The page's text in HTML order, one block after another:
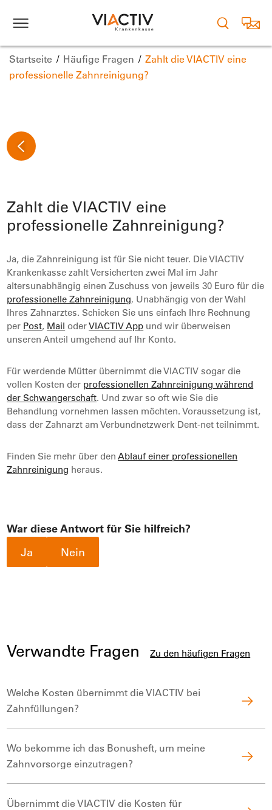
Startseite Häufige Fragen
Zahlt die VIACTIV eine
professionelle Zahnreinigung?
Zahlt die VIACTIV eine
professionelle Zahnreinigung?
Ja, die Zahnreinigung ist für Sie nicht teuer. Die VIACTIV
Krankenkasse zahlt Versicherten zwei Mal im Jahr
altersunabhängig einen Zuschuss von jeweils 30 Euro für die
professionelle Zahnreinigung. Unabhängig von der Wahl
Ihres Zahnarztes. Schicken Sie uns einfach Ihre Rechnung
per Post, Mail oderVIACTIV App und wir überweisen
unseren Anteil umgehend auf Ihr Konto.
Für werdende Mütter übernimmt die VIACTIV sogar die
vollen Kosten der professionellen Zahnreinigung während
der Schwangerschaft. Und zwar so oft wie Sie die
Behandlung vornehmen lassen möchten. Voraussetzung ist,
dass der Zahnarzt am Verbundnetzwerk Dent-net teilnimmt.
Finden Sie mehr über denAblauf einer professionellen
Zahnreinigung heraus.
War diese Antwort für Sie hilfreich?
Ja
Nein
Verwandte Fragen Zu den häufigen Fragen
Welche Kosten übernimmt die VIACTIV bei
Zahnfüllungen?
Wo bekomme ich das Bonusheft, um meine
Zahnvorsorge einzutragen?
Übernimmt die VIACTIV die Kosten für